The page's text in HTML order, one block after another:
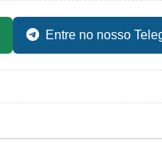
Entre no nosso